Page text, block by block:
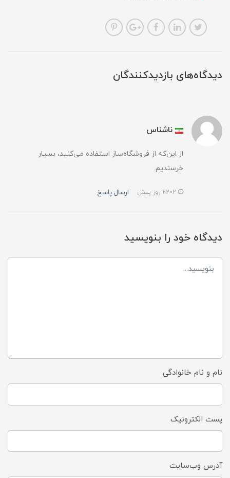
دیدگاه‌های بازدیدکنندگان
ناشناس
از این‌که از فروشگاه‌ساز استفاده می‌کنید، بسیار
خرسندیم.
ارسال پاسخ
دیدگاه خود را بنویسید
نام و نام خانوادگی
پست الکترونیک
آدرس وب‌سایت